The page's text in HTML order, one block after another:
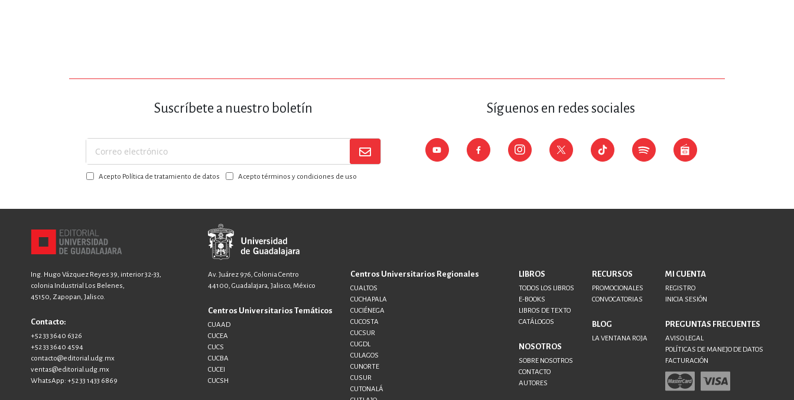
TECNOLOGÍA, INGENIERÍA, AGRICULTURA
Suscríbete a nuestro boletín
Suscríbase
a
nuestroAcepto Política de tratamiento de datos Acepto términos y condiciones de uso
Síguenos en redes sociales
Ing. Hugo Vázquez Reyes 39, interior 32-33,
colonia Industrial Los Belenes,
45150, Zapopan, Jalisco.
Contacto:
+52 33 3640 6326
+52 33 3640 4594
contacto@editorial.udg.mx
ventas@editorial.udg.mx
WhatsApp: +52 33 1433 6869
Av. Juárez 976, Colonia Centro
44100, Guadalajara, Jalisco, México
Centros Universitarios Temáticos
CUAAD
CUCEA
CUCS
CUCBA
CUCEI
CUCSH
Centros Universitarios Regionales
CUALTOS
CUCHAPALA
CUCIÉNEGA
CUCOSTA
CUCSUR
CUGDL
CULAGOS
CUNORTE
CUSUR
CUTONALÁ
LIBROS
TODOS LOS LIBROS
E-BOOKS
LIBROS DE TEXTO
CATÁLOGOS
NOSOTROS
SOBRE NOSOTROS
CONTACTO
AUTORES
RECURSOS
PROMOCIONALES
CONVOCATORIAS
BLOG
LA VENTANA ROJA
MI CUENTA
REGISTRO
INICIA SESIÓN
PREGUNTAS FRECUENTES
AVISO LEGAL
POLÍTICAS DE MANEJO DE DATOS
FACTURACIÓN